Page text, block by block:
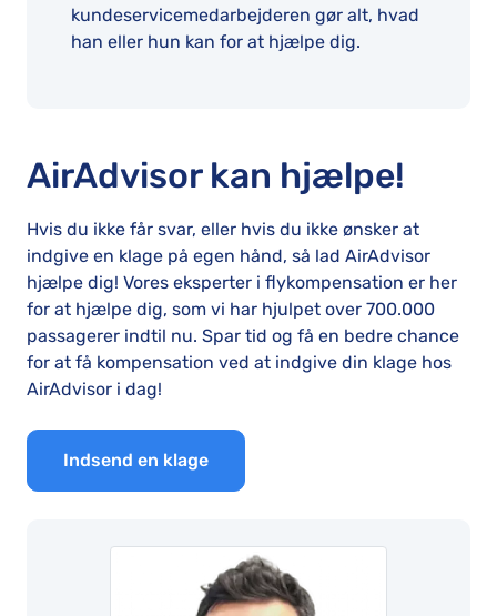
kundeservicemedarbejderen gør alt, hvad
han eller hun kan for at hjælpe dig.
AirAdvisor kan hjælpe!
Hvis du ikke får svar, eller hvis du ikke ønsker at
indgive en klage på egen hånd, så lad AirAdvisor
hjælpe dig! Vores eksperter i flykompensation er her
for at hjælpe dig, som vi har hjulpet over 700.000
passagerer indtil nu. Spar tid og få en bedre chance
for at få kompensation ved at indgive din klage hos
AirAdvisor i dag!
Indsend en klage